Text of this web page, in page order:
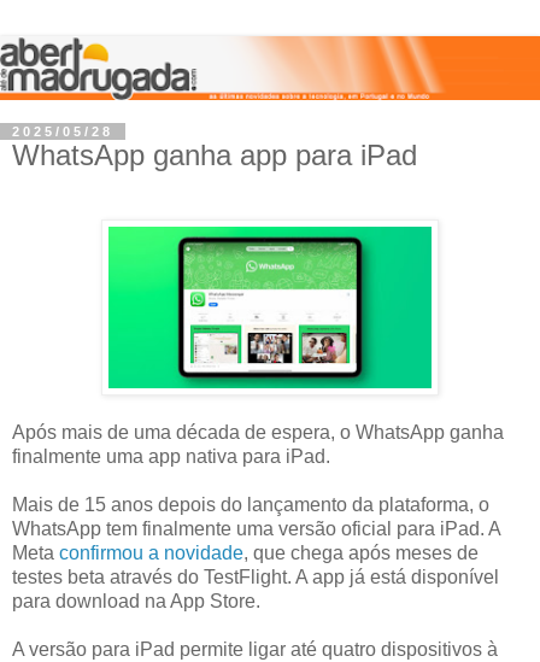
2025/05/28
WhatsApp ganha app para iPad
Após mais de uma década de espera, o WhatsApp ganha
finalmente uma app nativa para iPad.
Mais de 15 anos depois do lançamento da plataforma, o
WhatsApp tem finalmente uma versão oficial para iPad. A
Meta confirmou a novidade, que chega após meses de
testes beta através do TestFlight. A app já está disponível
para download na App Store.
A versão para iPad permite ligar até quatro dispositivos à